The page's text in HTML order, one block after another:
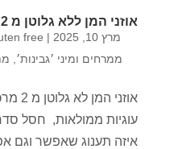
אוזני המן ללא גלוטן מ 2 מרכיבים בלבד
מרץ 10, 2025 |
free
ממרחים ומיני ׳גבינות׳
איזה תענוג שאפשר וגם